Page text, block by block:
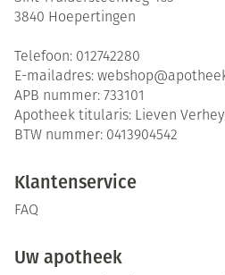
3840 Hoepertingen
Telefoon: 012742280
E-mailadres: webshop@
APB nummer: 733101
Apotheek titularis: Lieven
BTW nummer: 0413904542
Klantenservice
FAQ
Uw apotheek